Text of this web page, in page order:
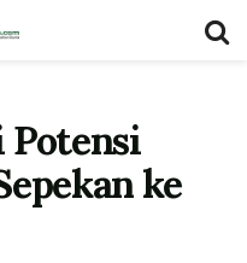
Potensi
ke